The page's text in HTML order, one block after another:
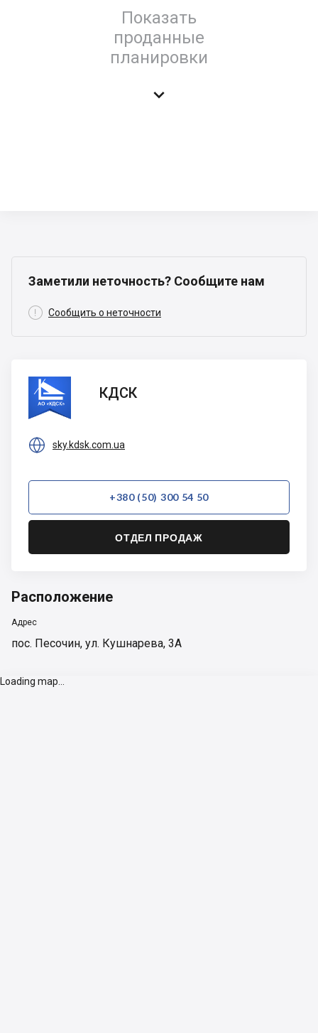
Показать
проданные
планировки

Заметили неточность? Сообщите нам
 Сообщить о неточности
КДСК
КДСК
 sky.kdsk.com.ua
+380 (50) 300 54 50
ОТДЕЛ ПРОДАЖ
Расположение
Адрес
пос. Песочин, ул. Кушнарева, 3А
Loading map...